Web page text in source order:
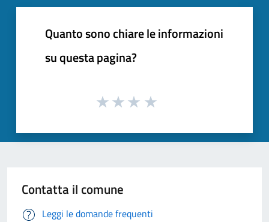
Quanto sono chiare le informazioni
su questa pagina?
Contatta il comune
Leggi le domande frequenti